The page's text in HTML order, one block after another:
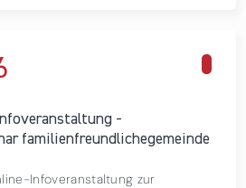
-
familienfreundlichegemeinde
Infoveranstaltung zur